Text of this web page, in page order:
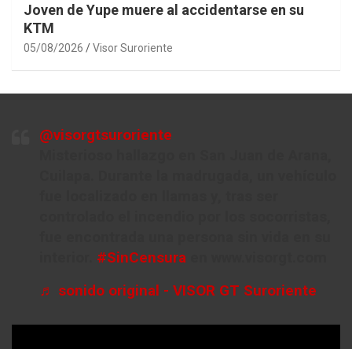
Joven de Yupe muere al accidentarse en su
KTM
05/08/2026 Visor Suroriente
@visorgtsuroriente
#SinCensura
♬ sonido original - VISOR GT Suroriente